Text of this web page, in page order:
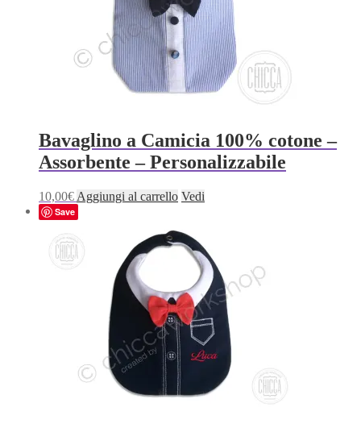
Bavaglino a Camicia 100% cotone –
Assorbente – Personalizzabile
10,00€ Aggiungi al carrello Vedi
Save